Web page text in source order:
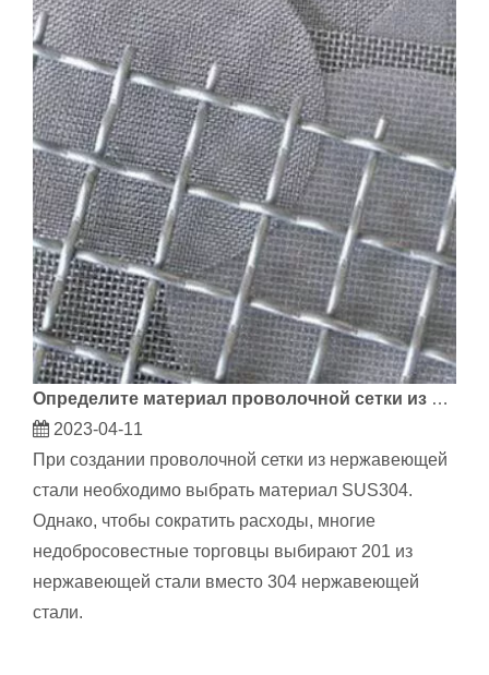
Определите материал проволочной сетки из нержавеющей стали по цвету
2023-04-11
При создании проволочной сетки из нержавеющей
стали необходимо выбрать материал SUS304.
Однако, чтобы сократить расходы, многие
недобросовестные торговцы выбирают 201 из
нержавеющей стали вместо 304 нержавеющей
стали.